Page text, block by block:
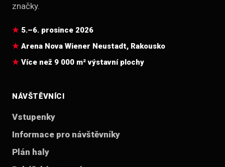
značky.
5.–6. prosince 2026
Arena Nova Wiener Neustadt, Rakousko
Více než 9 000 m² výstavní plochy
NÁVŠTĚVNÍCI
Vstupenky
Informace pro návštěvníky
Plán haly